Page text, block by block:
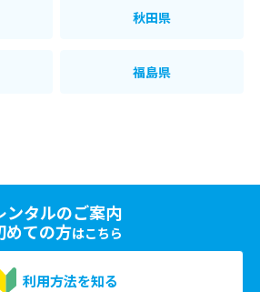
秋田県
福島県
ンタルのご案内
めての方はこちら
利用方法を知る